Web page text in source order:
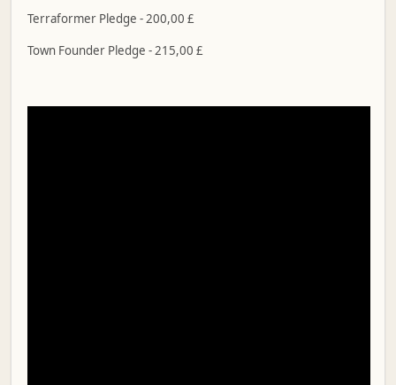
Terraformer Pledge - 200,00 £
Town Founder Pledge - 215,00 £